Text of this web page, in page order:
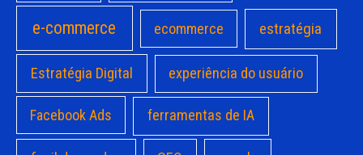
e-commerce ecommerce estratégia
Estratégia Digital experiência do usuário
Facebook Ads ferramentas de IA